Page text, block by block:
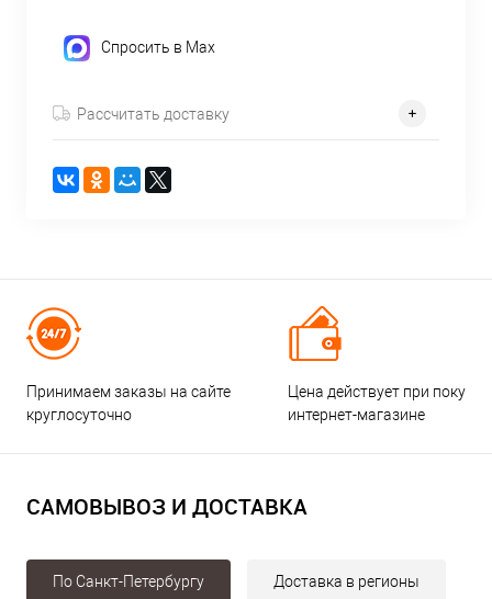
Спросить в Max
Рассчитать доставку
Принимаем заказы на сайте
круглосуточно
Цена действует при
интернет-магазине
САМОВЫВОЗ И ДОСТАВКА
По Санкт-Петербургу Доставка в регионы